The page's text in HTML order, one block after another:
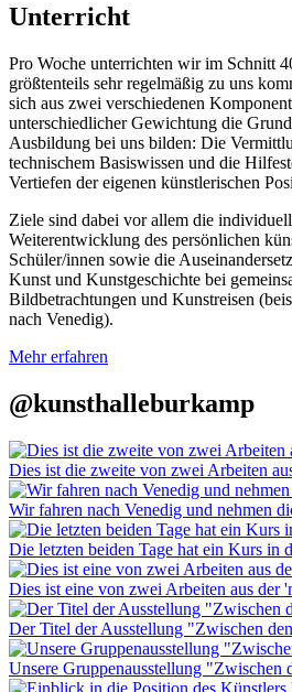
Unterricht
Pro Woche unterrichten wir im Schnitt
größtenteils sehr regelmäßig zu uns
sich aus zwei verschiedenen
unterschiedlicher Gewichtung die
Ausbildung bei uns bilden: Die
technischem Basiswissen und die
Vertiefen der eigenen künstlerischen
Ziele sind dabei vor allem die
Weiterentwicklung des persönlichen
Schüler/innen sowie die
Kunst und Kunstgeschichte bei
Bildbetrachtungen und Kunstreisen
nach Venedig).
Mehr erfahren
@kunsthalleburkamp
Dies ist die zweite von zwei Arbeiten
Wir fahren nach Venedig und nehmen
Die letzten beiden Tage hat ein Kurs in
Dies ist eine von zwei Arbeiten aus der
Der Titel der Ausstellung "Zwischen
Unsere Gruppenausstellung